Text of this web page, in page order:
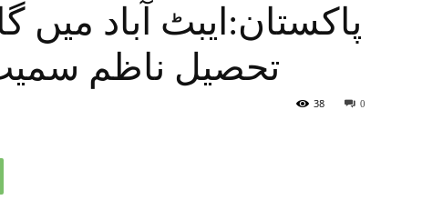
پاکستان:ایبٹ آباد میں
تحصیل ناظم سمیت 10 افراد
0
38